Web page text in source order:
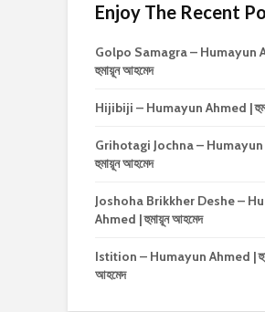
Enjoy The Recent
Golpo Samagra – Humayun
হুমায়ূন আহমেদ
Hijibiji – Humayun Ahmed |
Grihotagi Jochna –
হুমায়ূন আহমেদ
Joshoha Brikkher Deshe –
Ahmed | হুমায়ূন আহমেদ
Istition – Humayun Ahmed |
আহমেদ